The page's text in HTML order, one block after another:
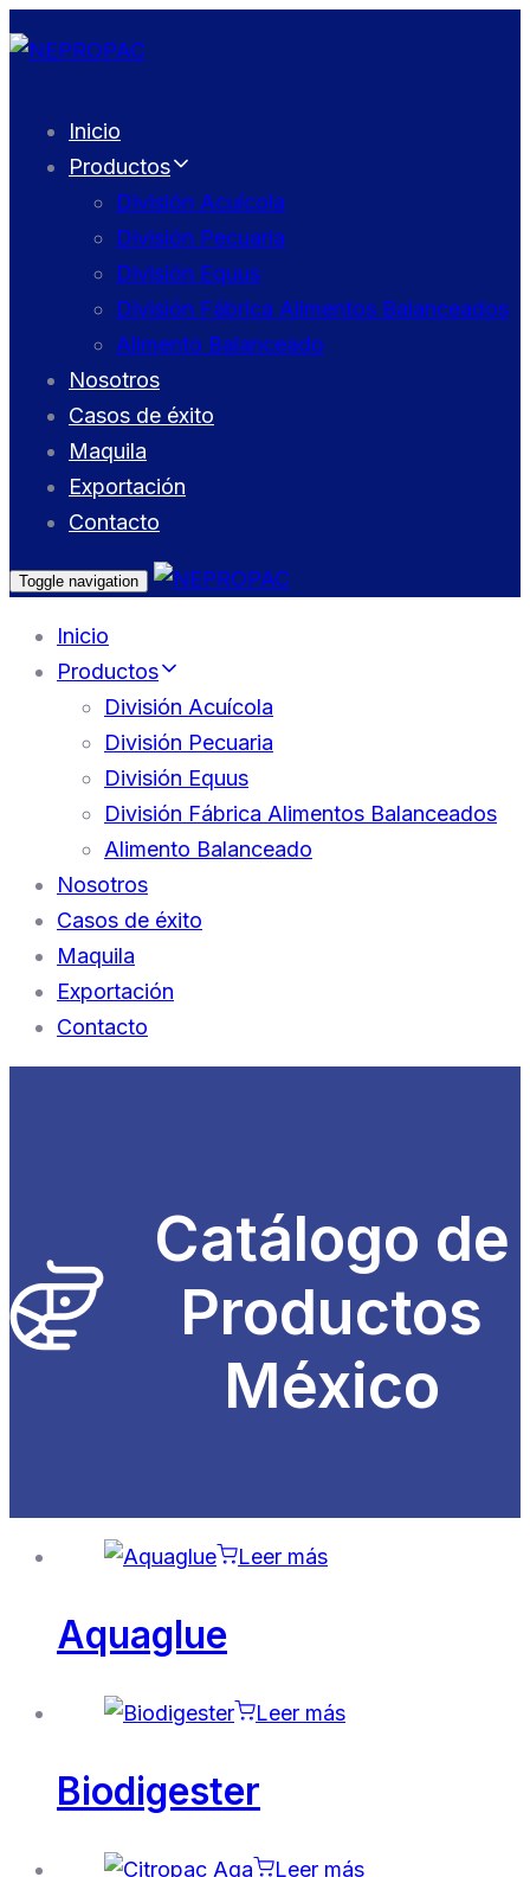
links
navigation
Skip
Inicio
Productos
División Acuícola
División Pecuaria
División Equus
División Fábrica Alimentos Balanceados
Alimento Balanceado
Nosotros
Casos de éxito
Maquila
Exportación
Contacto
Toggle navigation
Inicio
Productos
División Acuícola
División Pecuaria
División Equus
División Fábrica Alimentos Balanceados
Alimento Balanceado
Nosotros
Casos de éxito
Maquila
Exportación
Contacto
Catálogo de
Productos
México
Leer más
Aquaglue
Leer más
Biodigester
Leer más